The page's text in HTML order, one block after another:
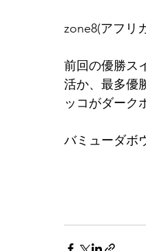
zone8(アフリ
前回の優勝ス
活か、最多優
ッコがダーク
バミューダボ